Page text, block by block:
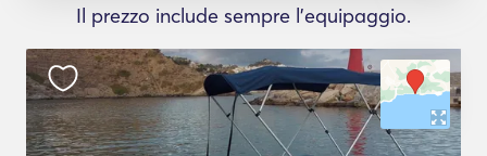
Il prezzo include sempre l'equipaggio.